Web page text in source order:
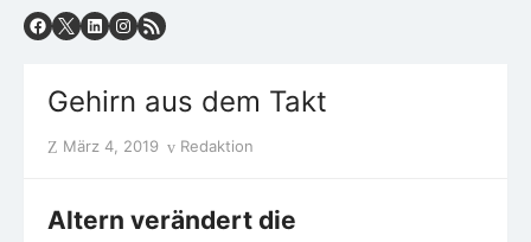
Gehirn aus dem Takt
Posted
März 4, 2019 Author
Redaktion
Altern verändert die